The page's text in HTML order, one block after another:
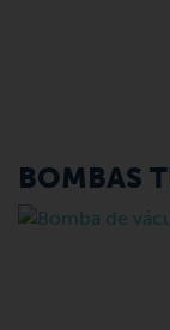
BOMBAS